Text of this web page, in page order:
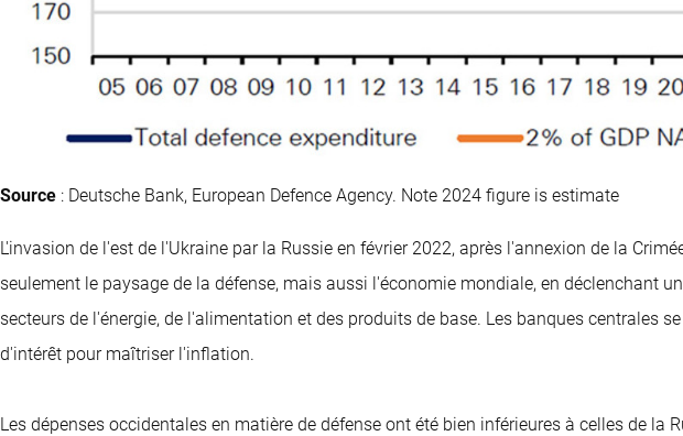
Source : Deutsche Bank, European Defence Agency. Note 2024 figure is estimate
L'invasion de l'est de l'Ukraine par la Russie en février 2022, après l'annexion de la
seulement le paysage de la défense, mais aussi l'économie mondiale, en déclenchant
secteurs de l'énergie, de l'alimentation et des produits de base. Les banques centrales
d'intérêt pour maîtriser l'inflation.
Les dépenses occidentales en matière de défense ont été bien inférieures à celles de la